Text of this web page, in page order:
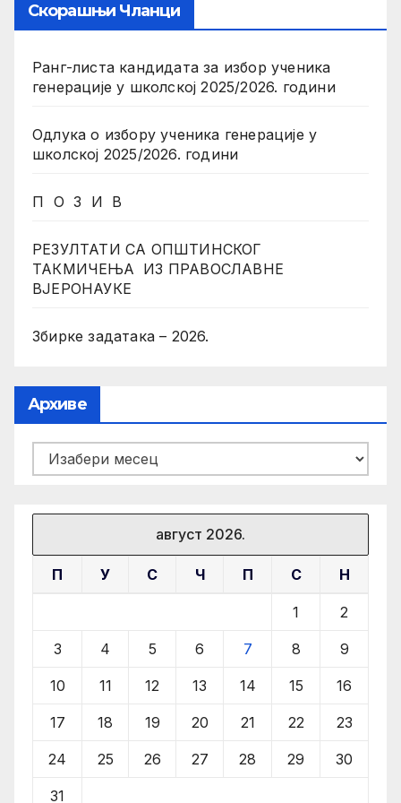
Скорашњи Чланци
Ранг-листа кандидата за избор ученика
генерације у школској 2025/2026. години
Одлука о избору ученика генерације у
школској 2025/2026. години
П О З И В
РЕЗУЛТАТИ СА ОПШТИНСКОГ
ТАКМИЧЕЊА ИЗ ПРАВОСЛАВНЕ
ВЈЕРОНАУКЕ
Збирке задатака – 2026.
Архиве
Архиве
август 2026.
П У С Ч П С Н
1 2
3 4 5 6 7 8 9
10 11 12 13 14 15 16
17 18 19 20 21 22 23
24 25 26 27 28 29 30
31